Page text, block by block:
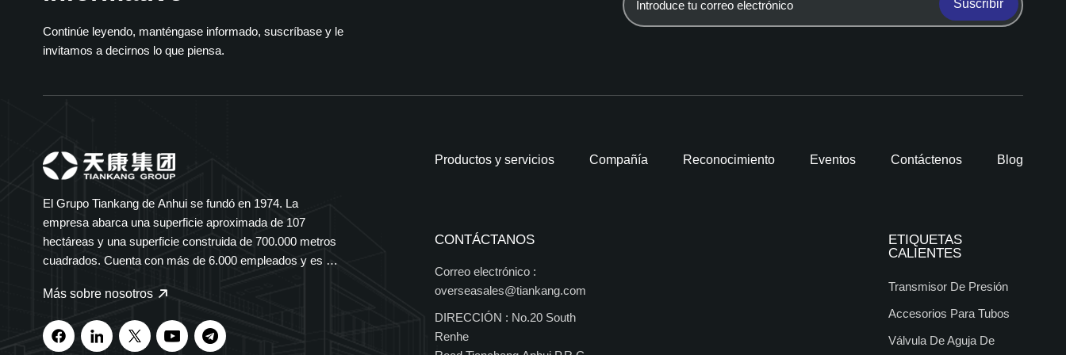
Continúe leyendo, manténgase informado, suscríbase y le
invitamos a decirnos lo que piensa.
Suscribir
El Grupo Tiankang de Anhui se fundó en 1974. La
empresa abarca una superficie aproximada de 107
hectáreas y una superficie construida de 700.000 metros
cuadrados. Cuenta con más de 6.000 empleados y es un
Grupo Tiankang se especializa en instrumentos y
medidores, cables ópticos, productos médicos y
farmacéuticos, equipos eléctricos inteligentes y bandejas
Más sobre nosotros
Productos y servicios Compañía Reconocimiento Eventos Contáctenos Blog
CONTÁCTANOS
Correo electrónico :
overseasales@tiankang.com
DIRECCIÓN : No.20 South
Renhe
ETIQUETAS
CALIENTES
Transmisor De Presión
Accesorios Para Tubos
Válvula De Aguja De